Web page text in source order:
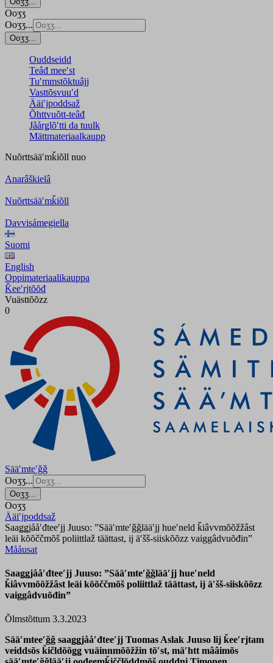
Ooʒʒ
Ooʒʒ...
Ooʒʒ...
Ouddseidd
Teâđ meeʹst
Tuʹmmstõktuâjj
Vasttõsvuuʹd
Ääiʹjpoddsaž
Õhttvuõtt-teâđ
Jåårǥlõʹtti da tuulk
Mättmateriaalkaupp
Nuõrttsääʹmǩiõll nuo
Anarâškielâ
Nuõrttsääʹmǩiõll
Davvisámegiella
Suomi
English
Oppimateriaalikauppa
Ǩeeʹrjtõõđ
Vuästtõõzz
0
Sääʹmteʹǧǧ
Ooʒʒ...
Ooʒʒ...
Ooʒʒ
Ääiʹjpoddsaž
Saaǥǥjååʹđteeʹjj Juuso: ”Sääʹmteʹǧǧlääʹjj hueʹneld ǩiâvvmõõžžâst
leäi kõõččmõš poliittlaž täättast, ij äʹšš-siiskõõzz vaiggâdvuõđin”
Mååusat
Saaǥǥjååʹđteeʹjj Juuso: ”Sääʹmteʹǧǧlääʹjj hueʹneld
ǩiâvvmõõžžâst leäi kõõččmõš poliittlaž täättast, ij äʹšš-siiskõõzz
vaiggâdvuõđin”
Õlmstõttum 3.3.2023
Sääʹmteeʹǧǧ saaǥǥjååʹđteeʹjj Tuomas Aslak Juuso lij ǩeeʹrjtam
veiddsõs ǩičldõõǥǥ vuäinnmõõžžin tõʹst, mäʹhtt mââimõs